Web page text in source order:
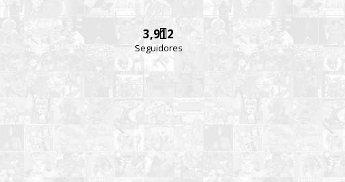
3,912
Seguidores